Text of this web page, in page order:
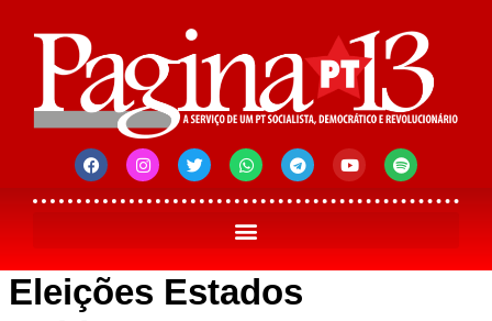
Eleições Estados